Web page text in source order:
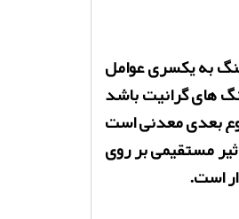
به یکسری عوامل
های گرانیت باشد
بعدی معدنی است
مستقیمی بر روی